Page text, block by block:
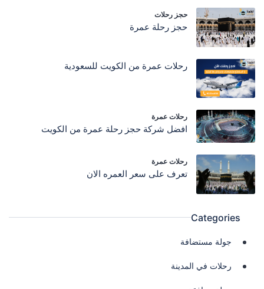
حجز رحلات
حجز رحلة عمرة
رحلات عمرة من الكويت للسعودية
رحلات عمرة
افضل شركة حجز رحلة عمرة من الكويت
رحلات عمرة
تعرف على سعر العمره الان
Categories
جولة مستضافة
رحلات في المدينة